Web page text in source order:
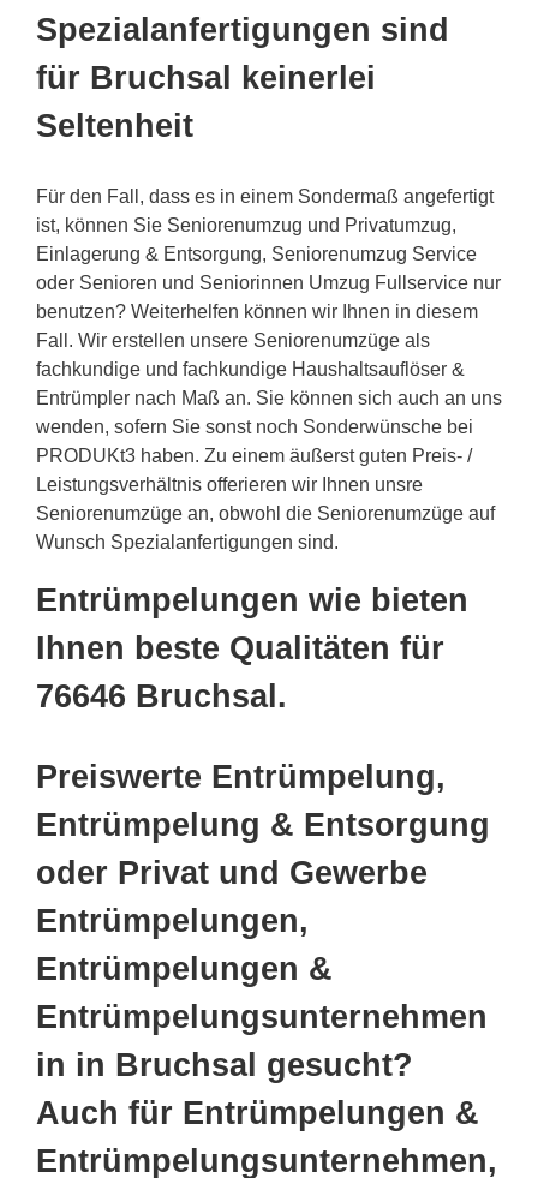
Spezialanfertigungen sind
für Bruchsal keinerlei
Seltenheit
Für den Fall, dass es in einem Sondermaß angefertigt
ist, können Sie Seniorenumzug und Privatumzug,
Einlagerung & Entsorgung, Seniorenumzug Service
oder Senioren und Seniorinnen Umzug Fullservice nur
benutzen? Weiterhelfen können wir Ihnen in diesem
Fall. Wir erstellen unsere Seniorenumzüge als
fachkundige und fachkundige Haushaltsauflöser &
Entrümpler nach Maß an. Sie können sich auch an uns
wenden, sofern Sie sonst noch Sonderwünsche bei
PRODUKt3 haben. Zu einem äußerst guten Preis- /
Leistungsverhältnis offerieren wir Ihnen unsre
Seniorenumzüge an, obwohl die Seniorenumzüge auf
Wunsch Spezialanfertigungen sind.
Entrümpelungen wie bieten
Ihnen beste Qualitäten für
76646 Bruchsal.
Preiswerte Entrümpelung,
Entrümpelung & Entsorgung
oder Privat und Gewerbe
Entrümpelungen,
Entrümpelungen &
Entrümpelungsunternehmen
in in Bruchsal gesucht?
Auch für Entrümpelungen &
Entrümpelungsunternehmen,